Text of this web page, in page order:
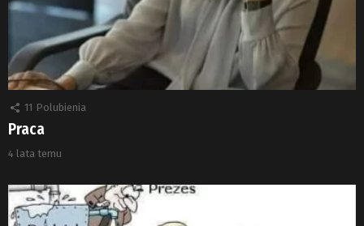
11 Polubienia
Praca
4 lata temu